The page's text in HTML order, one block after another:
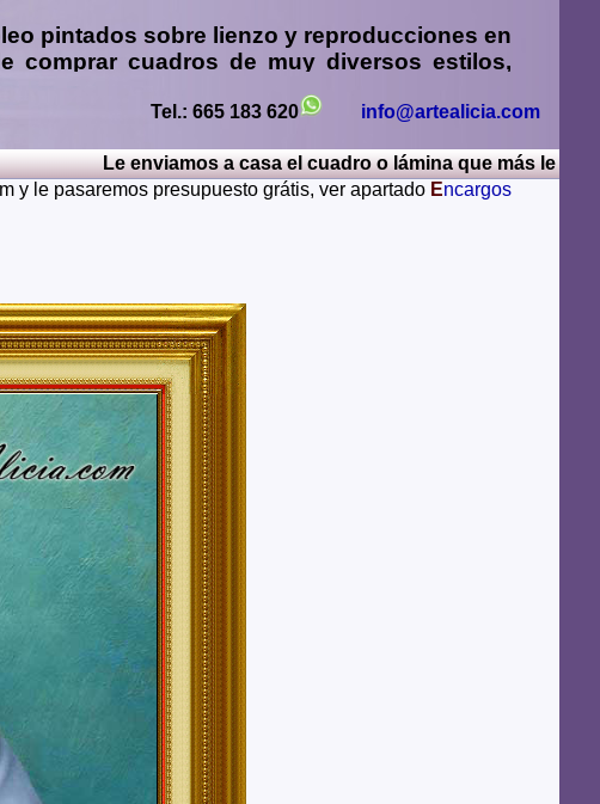
pintados sobre lienzo y reproducciones en
comprar cuadros de muy diversos estilos,
de paisajes mendiante envío de fotos
Asturias, Avila, Badajoz, Islas Baleares, Barcelona,
Salamanca, Santa Cruz de Tenerife, Segovia, Sevilla,
Zamora, Zaragoza.
Tel.: 665 183 620 info@artealicia.com
Le enviamos a casa el cuadro o lámina que más le guste,
y le pasaremos presupuesto grátis, ver apartado Encargos